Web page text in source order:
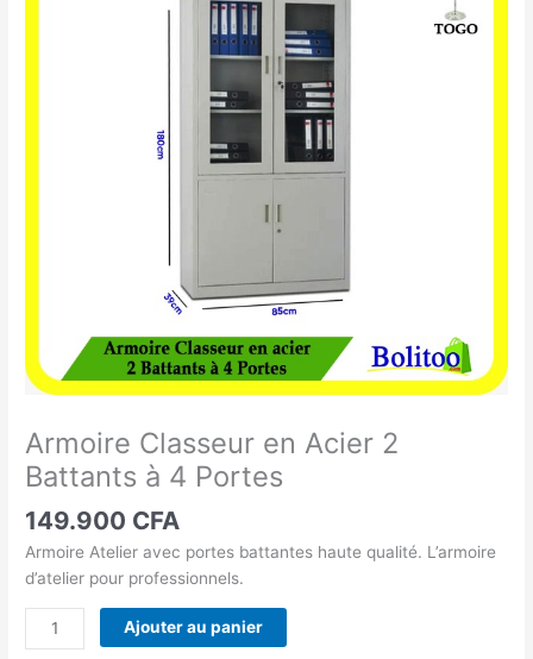
Armoire Classeur en Acier 2
Battants à 4 Portes
149.900 CFA
Armoire Atelier avec portes battantes haute qualité. L’armoire
d’atelier pour professionnels.
Ajouter au panier